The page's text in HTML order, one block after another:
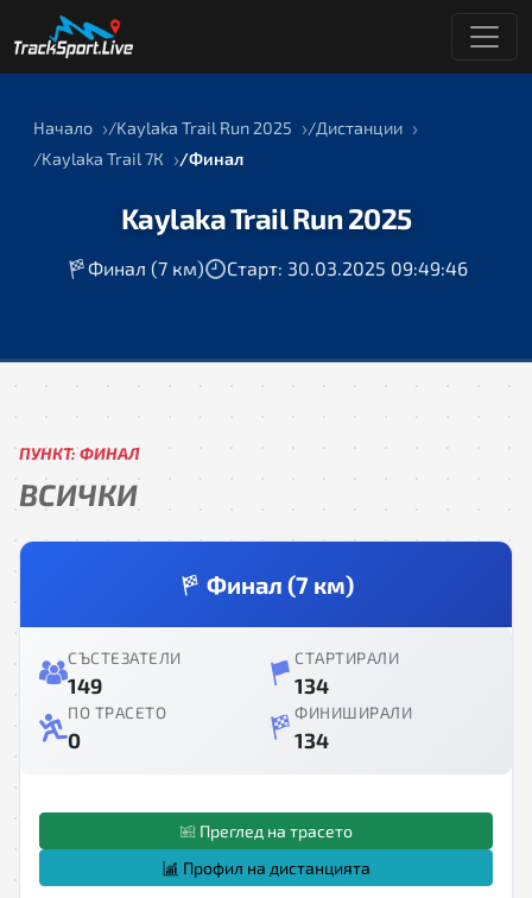
Начало Kaylaka Trail Run 2025
Дистанции
Kaylaka Trail 7К
Финал
Kaylaka Trail Run 2025
Финал (7 км) Старт: 30.03.2025 09:49:46
ПУНКТ: ФИНАЛ
ВСИЧКИ
Финал (7 км)
СЪСТЕЗАТЕЛИ
149
СТАРТИРАЛИ
134
ПО ТРАСЕТО
0
ФИНИШИРАЛИ
134
Преглед на трасето
Профил на дистанцията